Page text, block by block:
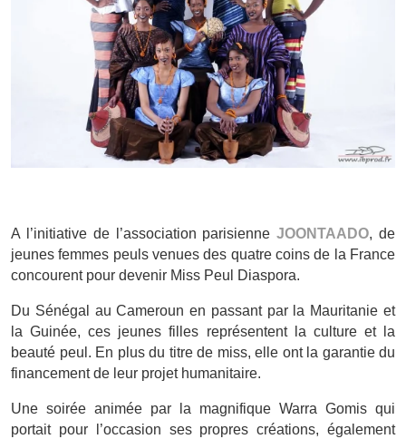
A l’initiative de l’association parisienneJOONTAADO, de
jeunes femmes peuls venues des quatre coins de la France
concourent pour devenir Miss Peul Diaspora.
Du Sénégal au Cameroun en passant par la Mauritanie et
la Guinée, ces jeunes filles représentent la culture et la
beauté peul. En plus du titre de miss, elle ont la garantie du
financement de leur projet humanitaire.
Une soirée animée par la magnifique Warra Gomis qui
portait pour l’occasion ses propres créations, également